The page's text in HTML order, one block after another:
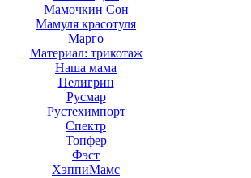
Мамочкин Сон
Мамуля красотуля
Марго
Материал: трикотаж
Наша мама
Пелигрин
Русмар
Рустехимпорт
Спектр
Топфер
Фэст
ХэппиМамс